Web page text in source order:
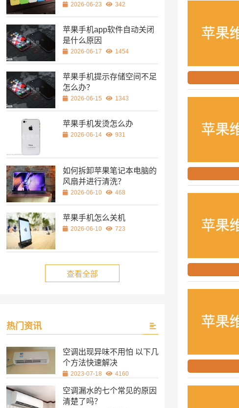
2026-06-23 342
苹果手机app软件自动关闭
是什么原因
2026-06-17 1454
苹果手机提示存储空间不足
怎么办？
2026-06-15 1343
苹果手机发烫怎么办
2026-06-14 931
如何拆卸苹果笔记本电脑的
风扇并进行清洗？
2026-06-10 468
苹果手机怎么关机
2026-06-10 723
查看全部
热门资讯
空调出现异味不用怕 以下几
个方法快速解决
2023-07-18 4160
空调漏水的七个常见的原因
清楚了吗？